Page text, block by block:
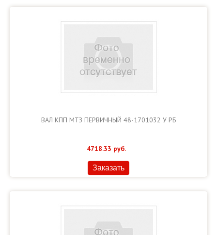
ВАЛ КПП МТЗ ПЕРВИЧНЫЙ 48-1701032 У РБ
4718.33 руб.
Заказать